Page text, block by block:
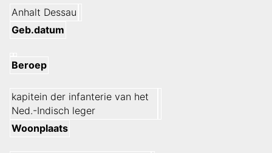
Anhalt Dessau
Geb.datum
Beroep
kapitein der infanterie van het
Ned.-Indisch leger
Woonplaats